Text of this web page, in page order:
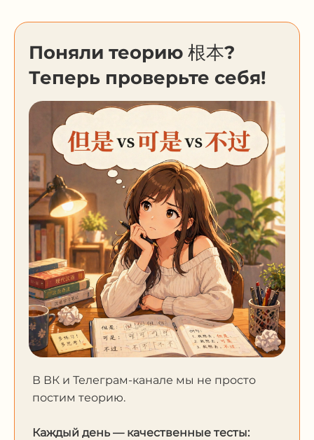
Поняли теорию 根本?
Теперь проверьте себя!
В ВК и Телеграм-канале мы не просто
постим теорию.
Каждый день — качественные тесты: